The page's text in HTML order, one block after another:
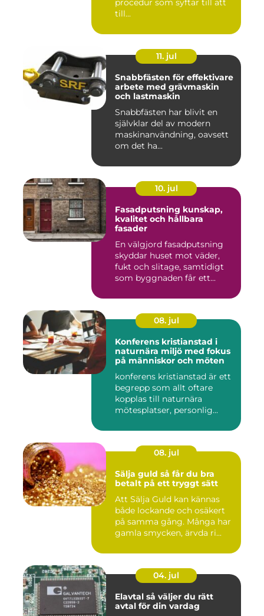
procedur som syftar till att
till...
11. jul
Snabbfästen för effektivare
arbete med grävmaskin
och lastmaskin
Snabbfästen har blivit en
självklar del av modern
maskinanvändning, oavsett
om det ha...
10. jul
Fasadputsning kunskap,
kvalitet och hållbara
fasader
En välgjord fasadputsning
skyddar huset mot väder,
fukt och slitage, samtidigt
som byggnaden får ett...
08. jul
Konferens kristianstad i
naturnära miljö med fokus
på människor och möten
konferens kristianstad är ett
begrepp som allt oftare
kopplas till naturnära
mötesplatser, personlig...
08. jul
Sälja guld så får du bra
betalt på ett tryggt sätt
Att Sälja Guld kan kännas
både lockande och osäkert
på samma gång. Många har
gamla smycken, ärvda ri...
04. jul
Elavtal så väljer du rätt
avtal för din vardag